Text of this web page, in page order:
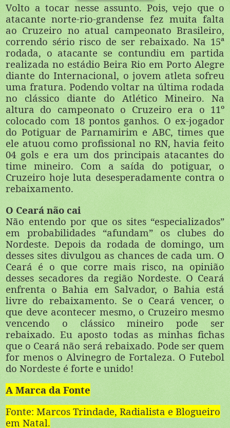
Volto a tocar nesse assunto. Pois, vejo que o
atacante norte-rio-grandense fez muita falta
ao Cruzeiro no atual campeonato Brasileiro,
correndo sério risco de ser rebaixado. Na 15ª
rodada, o atacante se contundiu em partida
realizada no estádio Beira Rio em Porto Alegre
diante do Internacional, o jovem atleta sofreu
uma fratura. Podendo voltar na última rodada
no clássico diante do Atlético Mineiro. Na
altura do campeonato o Cruzeiro era o 11º
colocado com 18 pontos ganhos. O ex-jogador
do Potiguar de Parnamirim e ABC, times que
ele atuou como profissional no RN, havia feito
04 gols e era um dos principais atacantes do
time mineiro. Com a saída do potiguar, o
Cruzeiro hoje luta desesperadamente contra o
rebaixamento.
O Ceará não cai
Não entendo por que os sites “especializados”
em probabilidades “afundam” os clubes do
Nordeste. Depois da rodada de domingo, um
desses sites divulgou as chances de cada um. O
Ceará é o que corre mais risco, na opinião
desses secadores da região Nordeste. O Ceará
enfrenta o Bahia em Salvador, o Bahia está
livre do rebaixamento. Se o Ceará vencer, o
que deve acontecer mesmo, o Cruzeiro mesmo
vencendo o clássico mineiro pode ser
rebaixado. Eu aposto todas as minhas fichas
que o Ceará não será rebaixado. Pode ser quem
for menos o Alvinegro de Fortaleza. O Futebol
do Nordeste é forte e unido!
A Marca da Fonte
Fonte: Marcos Trindade, Radialista e Blogueiro
em Natal.